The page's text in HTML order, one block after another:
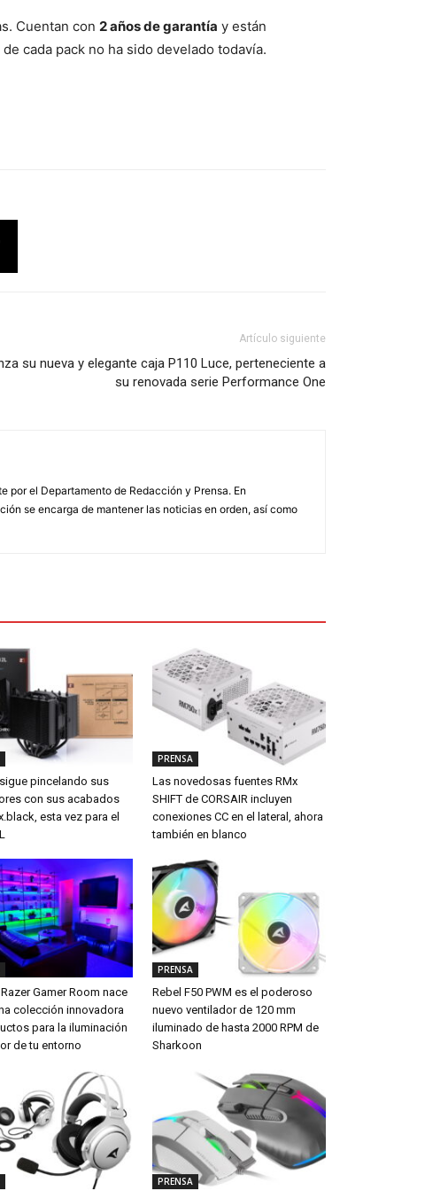
Cuentan con 2 años de garantía y están
cada pack no ha sido develado todavía.
Artículo siguiente
su nueva y elegante caja P110 Luce, perteneciente a
su renovada serie Performance One
por el Departamento de Redacción y Prensa. En
se encarga de mantener las noticias en orden, así como
pincelando sus
con sus acabados
esta vez para el
PRENSA
Las novedosas fuentes RMx
SHIFT de CORSAIR incluyen
conexiones CC en el lateral, ahora
también en blanco
Gamer Room nace
colección innovadora
para la iluminación
de tu entorno
PRENSA
Rebel F50 PWM es el poderoso
nuevo ventilador de 120 mm
iluminado de hasta 2000 RPM de
Sharkoon
PRENSA